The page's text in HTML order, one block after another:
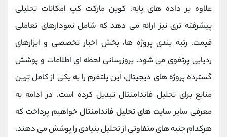
علاوه بر داده ‌های پایه، کوین ‌مارکت ‌کپ امکانات تحلیلی
پیشرفته ‌تری نیز ارائه می‌ دهد که شامل نمودارهای تعاملی
قیمت، رتبه ‌بندی پروژه ‌ها، بخش اخبار تخصصی و ابزارهای
ردیابی پرتفوی می ‌شود. بروزرسانی لحظه ‌ای اطلاعات و پوشش
گسترده پروژه‌ های دیجیتال، این پلتفرم را به یکی از کامل ‌ترین
منابع برای تحلیل فاندامنتال تبدیل کرده است. در ادامه به
معرفی سایرسایت های تحلیل فاندامنتالخواهیم پرداخت که
هرکدام جنبه‌ های متفاوتی از تحلیل بنیادی را پوشش می ‌دهند.